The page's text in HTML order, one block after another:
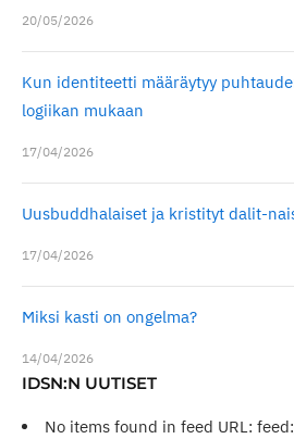
20/05/2026
Kun identiteetti määräytyy
logiikan mukaan
17/04/2026
Uusbuddhalaiset ja kristityt dalit-
17/04/2026
Miksi kasti on ongelma?
14/04/2026
IDSN:N UUTISET
No items found in feed URL: